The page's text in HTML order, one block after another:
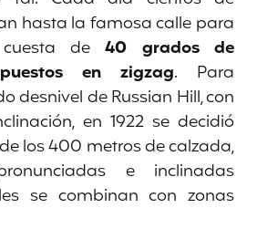
hasta la famosa calle para
cuesta de40 grados de
en zigzag. Para
desnivel de Russian Hill, con
en 1922 se decidió
los 400 metros de calzada,
e inclinadas
se combinan con zonas